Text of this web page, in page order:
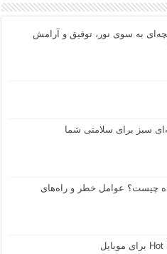
به سوی نور، توفیق و آرامش
سبز برای سلامتی شما
چیست؟ عوامل خطر و راه‌های